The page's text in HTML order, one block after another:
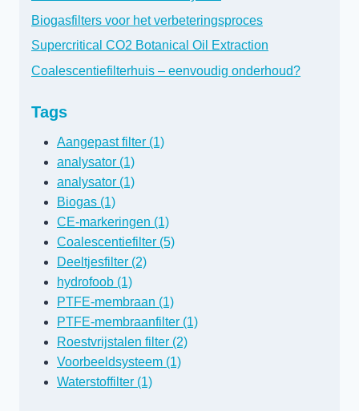
Biogasfilters voor het verbeteringsproces
Supercritical CO2 Botanical Oil Extraction
Coalescentiefilterhuis – eenvoudig onderhoud?
Tags
Aangepast filter (1)
analysator (1)
analysator (1)
Biogas (1)
CE-markeringen (1)
Coalescentiefilter (5)
Deeltjesfilter (2)
hydrofoob (1)
PTFE-membraan (1)
PTFE-membraanfilter (1)
Roestvrijstalen filter (2)
Voorbeeldsysteem (1)
Waterstoffilter (1)